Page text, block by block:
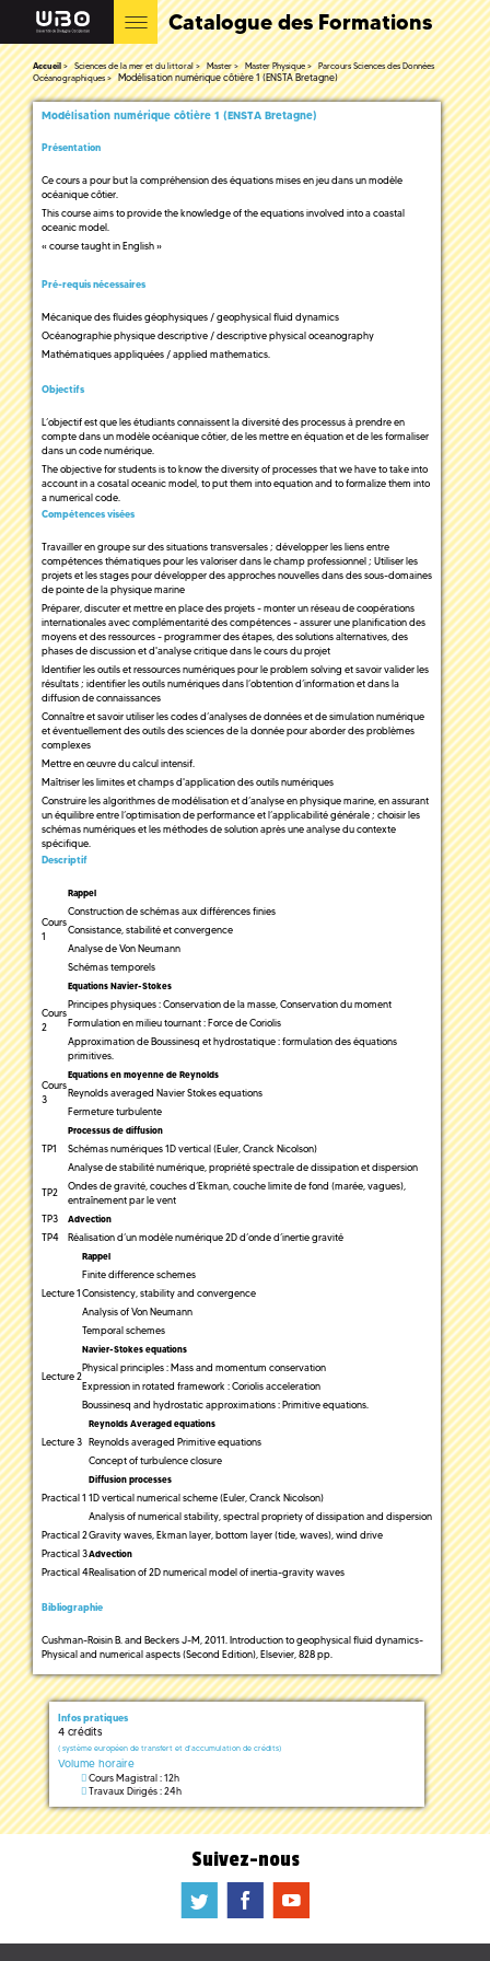
Catalogue des Formations
Accueil Sciences de la mer et du littoral Master Master Physique
Parcours Sciences des Données
Océanographiques
Modélisation numérique côtière 1 (ENSTA Bretagne)
Modélisation numérique côtière 1 (ENSTA Bretagne)
Présentation
Ce cours a pour but la compréhension des équations mises en jeu dans un modèle
océanique côtier.
This course aims to provide the knowledge of the equations involved into a coastal
oceanic model.
« course taught in English »
Pré-requis nécessaires
Mécanique des fluides géophysiques / geophysical fluid dynamics
Océanographie physique descriptive / descriptive physical oceanography
Mathématiques appliquées / applied mathematics.
Objectifs
L’objectif est que les étudiants connaissent la diversité des processus à prendre en
compte dans un modèle océanique côtier, de les mettre en équation et de les formaliser
dans un code numérique.
The objective for students is to know the diversity of processes that we have to take into
account in a cosatal oceanic model, to put them into equation and to formalize them into
a numerical code.
Compétences visées
Travailler en groupe sur des situations transversales ; développer les liens entre
compétences thématiques pour les valoriser dans le champ professionnel ; Utiliser les
projets et les stages pour développer des approches nouvelles dans des sous-domaines
de pointe de la physique marine
Préparer, discuter et mettre en place des projets - monter un réseau de coopérations
internationales avec complémentarité des compétences - assurer une planification des
moyens et des ressources - programmer des étapes, des solutions alternatives, des
phases de discussion et d'analyse critique dans le cours du projet
Identifier les outils et ressources numériques pour le problem solving et savoir valider les
résultats ; identifier les outils numériques dans l’obtention d’information et dans la
diffusion de connaissances
Connaître et savoir utiliser les codes d’analyses de données et de simulation numérique
et éventuellement des outils des sciences de la donnée pour aborder des problèmes
complexes
Mettre en œuvre du calcul intensif.
Maîtriser les limites et champs d'application des outils numériques
Construire les algorithmes de modélisation et d’analyse en physique marine, en assurant
un équilibre entre l’optimisation de performance et l’applicabilité générale ; choisir les
schémas numériques et les méthodes de solution après une analyse du contexte
spécifique.
Descriptif
Cours
1
Rappel
Construction de schémas aux différences finies
Consistance, stabilité et convergence
Analyse de Von Neumann
Schémas temporels
Cours
2
Equations Navier-Stokes
Principes physiques : Conservation de la masse, Conservation du moment
Formulation en milieu tournant : Force de Coriolis
Approximation de Boussinesq et hydrostatique : formulation des équations
primitives.
Cours
3
Equations en moyenne de Reynolds
Reynolds averaged Navier Stokes equations
Fermeture turbulente
TP1
Processus de diffusion
Schémas numériques 1D vertical (Euler, Cranck Nicolson)
Analyse de stabilité numérique, propriété spectrale de dissipation et dispersion
TP2
Ondes de gravité, couches d’Ekman, couche limite de fond (marée, vagues),
entraînement par le vent
TP3
Advection
TP4 Réalisation d’un modèle numérique 2D d’onde d’inertie gravité
Lecture 1
Rappel
Finite difference schemes
Consistency, stability and convergence
Analysis of Von Neumann
Temporal schemes
Lecture 2
Navier-Stokes equations
Physical principles : Mass and momentum conservation
Expression in rotated framework : Coriolis acceleration
Boussinesq and hydrostatic approximations : Primitive equations.
Lecture 3
Reynolds Averaged equations
Reynolds averaged Primitive equations
Concept of turbulence closure
Practical 1
Diffusion processes
1D vertical numerical scheme (Euler, Cranck Nicolson)
Analysis of numerical stability, spectral propriety of dissipation and dispersion
Practical 2Gravity waves, Ekman layer, bottom layer (tide, waves), wind drive
Practical 3Advection
Practical 4Realisation of 2D numerical model of inertia-gravity waves
Bibliographie
Cushman-Roisin B. and Beckers J-M, 2011. Introduction to geophysical fluid dynamics-
Physical and numerical aspects (Second Edition), Elsevier, 828 pp.
Infos pratiques
4 crédits
( système européen de transfert et d'accumulation de crédits)
Volume horaire
Cours Magistral : 12h
Travaux Dirigés : 24h
Suivez-nous
a b f